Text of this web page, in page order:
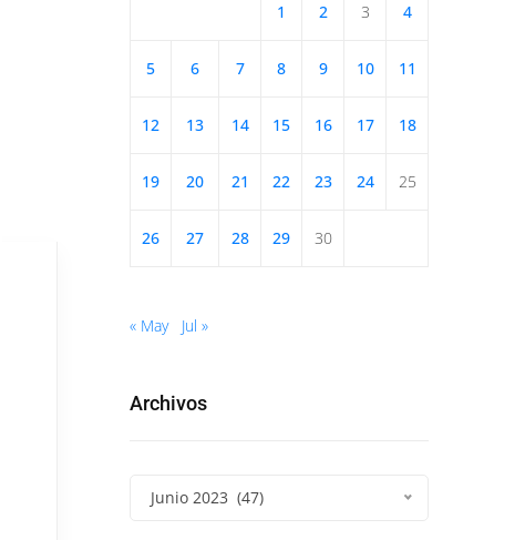
1 2 3 4
5 6 7 8 9 10 11
12 13 14 15 16 17 18
19 20 21 22 23 24 25
26 27 28 29 30
« May Jul »
Archivos
Junio 2023 (47)